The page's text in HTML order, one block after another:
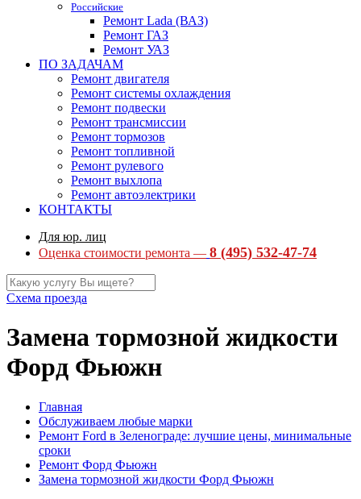
Российские
Ремонт Lada (ВАЗ)
Ремонт ГАЗ
Ремонт УАЗ
ПО ЗАДАЧАМ
Ремонт двигателя
Ремонт системы охлаждения
Ремонт подвески
Ремонт трансмиссии
Ремонт тормозов
Ремонт топливной
Ремонт рулевого
Ремонт выхлопа
Ремонт автоэлектрики
КОНТАКТЫ
Для юр. лиц
Оценка стоимости ремонта — 8 (495) 532-47-74
Схема проезда
Замена тормозной жидкости
Форд Фьюжн
Главная
Обслуживаем любые марки
Ремонт Ford в Зеленограде: лучшие цены, минимальные
сроки
Ремонт Форд Фьюжн
Замена тормозной жидкости Форд Фьюжн